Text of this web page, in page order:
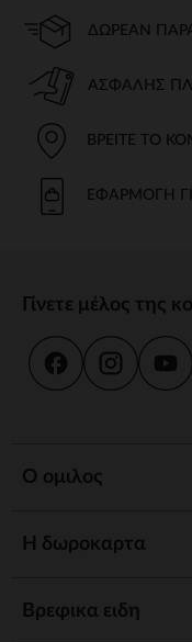
ΔΩΡΕΆΝ
ΑΣΦΑΛΉΣ
ΒΡΕΊΤΕ ΤΟ
ΕΦΑΡΜΟΓΉ
Γίνετε μέλος της
Ο ομιλος
Η δωροκαρτα
Βρεφικα ειδη